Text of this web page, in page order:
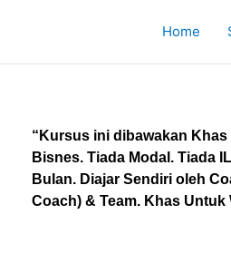
Home
“Kursus ini dibawakan
Bisnes. Tiada Modal. Tiada
Bulan. Diajar Sendiri oleh
Coach) & Team. Khas Untuk